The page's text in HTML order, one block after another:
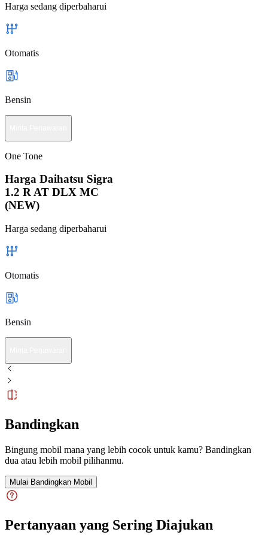
Harga sedang diperbaharui
Otomatis
Bensin
One Tone
Harga Daihatsu Sigra
1.2 R AT DLX MC
(NEW)
Harga sedang diperbaharui
Otomatis
Bensin
Bandingkan
Bingung mobil mana yang lebih cocok untuk kamu? Bandingkan
dua atau lebih mobil pilihanmu.
Mulai Bandingkan Mobil
Pertanyaan yang Sering Diajukan